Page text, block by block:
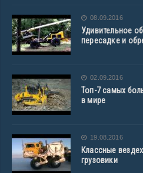
08.09.2016
Удивительное
пересадке и
02.09.2016
Топ-7 самых
в мире
19.08.2016
Классные
грузовики